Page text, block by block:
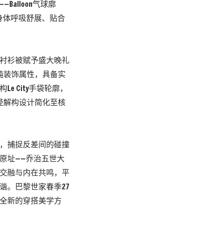
Balloon气球廓
体呼吸舒展、 贴合
衬衫被赋予盛大晚礼
饰属性， 具备实
Le City手袋轮廓，
解构设计简化至核
捕捉反差 间的碰撞
址——乔治五世大
交融与内在共鸣， 平
。巴黎世家春季27
新的穿搭美学方